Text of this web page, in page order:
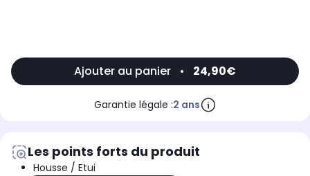
Ajouter au panier • 24,90€
Garantie légale :2 ans
Les points forts du produit
Housse / Etui